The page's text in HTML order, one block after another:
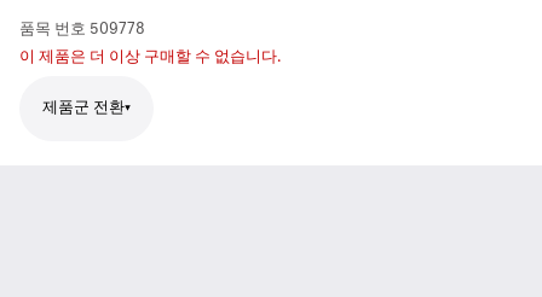
품목 번호 509778
이 제품은 더 이상 구매할 수 없습니다.
제품군 전환